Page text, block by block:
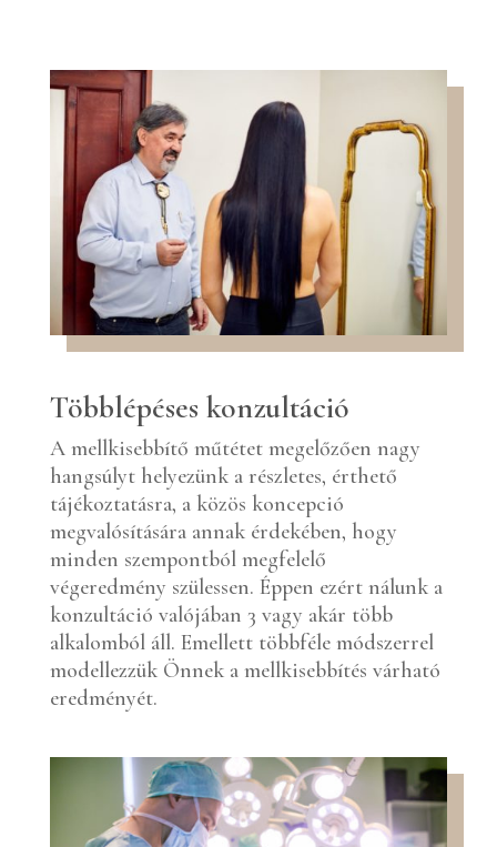
Többlépéses konzultáció
A mellkisebbítő műtétet megelőzően nagy
hangsúlyt helyezünk a részletes, érthető
tájékoztatásra, a közös koncepció
megvalósítására annak érdekében, hogy
minden szempontból megfelelő
végeredmény szülessen. Éppen ezért nálunk a
konzultáció valójában 3 vagy akár több
alkalomból áll. Emellett többféle módszerrel
modellezzük Önnek a mellkisebbítés várható
eredményét.